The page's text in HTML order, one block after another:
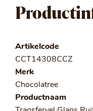
Artikelcode
CCT14308CCZ
Merk
Chocolatree
Productnaam